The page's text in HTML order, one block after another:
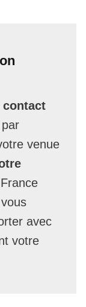
contact
venue
avec
votre